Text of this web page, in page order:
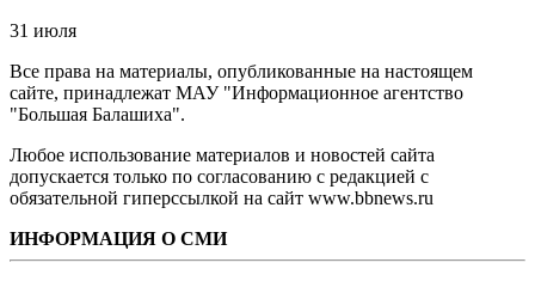
31 июля
Все права на материалы, опубликованные на настоящем
сайте, принадлежат МАУ "Информационное агентство
"Большая Балашиха".
Любое использование материалов и новостей сайта
допускается только по согласованию с редакцией с
обязательной гиперссылкой на сайт www.bbnews.ru
ИНФОРМАЦИЯ О СМИ